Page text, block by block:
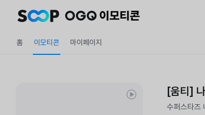
홈 이모티콘 마이페이지
[움티]
수퍼스타즈